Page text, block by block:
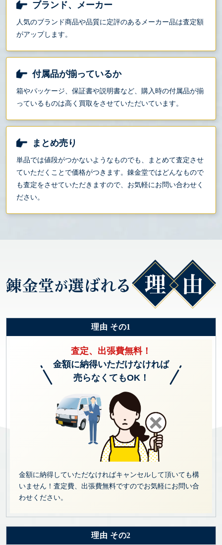
ブランド、メーカー
人気のブランド商品や品質に定評のあるメーカー品は査定額
がアップします。
付属品が揃っているか
箱やパッケージ、保証書や説明書など、購入時の付属品が揃
っているものは高く買取をさせていただいています。
まとめ売り
単品では値段がつかないようなものでも、まとめて査定させ
ていただくことで価格がつきます。錬金堂ではどんなもので
も査定をさせていただきますので、お気軽にお問い合わせく
ださい。
理由 その1
査定、出張費無料！
金額に納得いただけなければ
売らなくてもOK！
金額に納得していただなければキャンセルして頂いても構
いません！査定費、出張費無料ですのでお気軽にお問い合
わせください。
理由 その2